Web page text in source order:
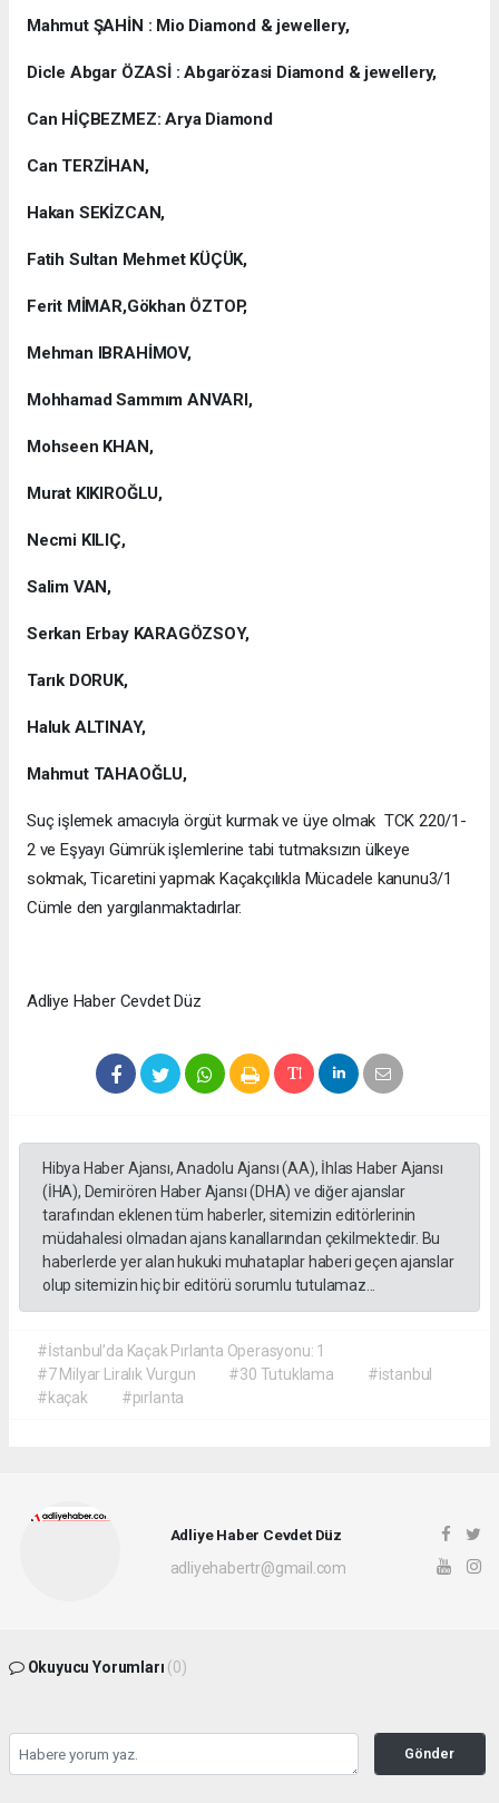
Mahmut ŞAHİN : Mio Diamond & jewellery,
Dicle Abgar ÖZASİ : Abgarözasi Diamond & jewellery,
Can HİÇBEZMEZ: Arya Diamond
Can TERZİHAN,
Hakan SEKİZCAN,
Fatih Sultan Mehmet KÜÇÜK,
Ferit MİMAR,Gökhan ÖZTOP,
Mehman IBRAHİMOV,
Mohhamad Sammım ANVARI,
Mohseen KHAN,
Murat KIKIROĞLU,
Necmi KILIÇ,
Salim VAN,
Serkan Erbay KARAGÖZSOY,
Tarık DORUK,
Haluk ALTINAY,
Mahmut TAHAOĞLU,
Suç işlemek amacıyla örgüt kurmak ve üye olmak TCK 220/1-
2 ve Eşyayı Gümrük işlemlerine tabi tutmaksızın ülkeye
sokmak, Ticaretini yapmak Kaçakçılıkla Mücadele kanunu3/1
Cümle den yargılanmaktadırlar.
Adliye Haber Cevdet Düz
Hibya Haber Ajansı, Anadolu Ajansı (AA), İhlas Haber Ajansı
(İHA), Demirören Haber Ajansı (DHA) ve diğer ajanslar
tarafından eklenen tüm haberler, sitemizin editörlerinin
müdahalesi olmadan ajans kanallarından çekilmektedir. Bu
haberlerde yer alan hukuki muhataplar haberi geçen ajanslar
olup sitemizin hiç bir editörü sorumlu tutulamaz...
#İstanbul’da Kaçak Pırlanta Operasyonu: 1
#7 Milyar Liralık Vurgun
#30 Tutuklama
#istanbul
#kaçak
#pırlanta
Adliye Haber Cevdet Düz
adliyehabertr@gmail.com
Okuyucu Yorumları (0)
Gönder